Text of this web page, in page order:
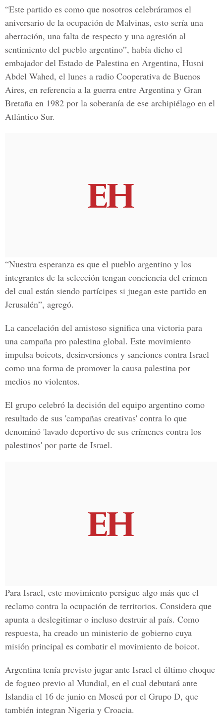
“Este partido es como que nosotros celebráramos el
aniversario de la ocupación de Malvinas, esto sería una
aberración, una falta de respecto y una agresión al
sentimiento del pueblo argentino”, había dicho el
embajador del Estado de Palestina en Argentina, Husni
Abdel Wahed, el lunes a radio Cooperativa de Buenos
Aires, en referencia a la guerra entre Argentina y Gran
Bretaña en 1982 por la soberanía de ese archipiélago en el
Atlántico Sur.
“Nuestra esperanza es que el pueblo argentino y los
integrantes de la selección tengan conciencia del crimen
del cual están siendo partícipes si juegan este partido en
Jerusalén”, agregó.
La cancelación del amistoso significa una victoria para
una campaña pro palestina global. Este movimiento
impulsa boicots, desinversiones y sanciones contra Israel
como una forma de promover la causa palestina por
medios no violentos.
El grupo celebró la decisión del equipo argentino como
resultado de sus 'campañas creativas' contra lo que
denominó 'lavado deportivo de sus crímenes contra los
palestinos' por parte de Israel.
Para Israel, este movimiento persigue algo más que el
reclamo contra la ocupación de territorios. Considera que
apunta a deslegitimar o incluso destruir al país. Como
respuesta, ha creado un ministerio de gobierno cuya
misión principal es combatir el movimiento de boicot.
Argentina tenía previsto jugar ante Israel el último choque
de fogueo previo al Mundial, en el cual debutará ante
Islandia el 16 de junio en Moscú por el Grupo D, que
también integran Nigeria y Croacia.